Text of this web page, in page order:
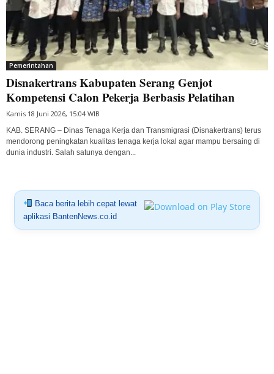
Pemerintahan
Disnakertrans Kabupaten Serang Genjot
Kompetensi Calon Pekerja Berbasis Pelatihan
Kamis 18 Juni 2026, 15:04 WIB
KAB. SERANG – Dinas Tenaga Kerja dan Transmigrasi (Disnakertrans) terus
mendorong peningkatan kualitas tenaga kerja lokal agar mampu bersaing di
dunia industri. Salah satunya dengan...
Baca berita lebih cepat lewat
aplikasi BantenNews.co.id